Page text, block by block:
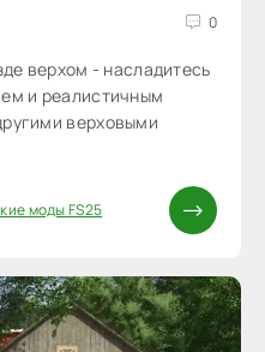
0
верхом - насладитесь
и реалистичным
верховыми
моды FS25